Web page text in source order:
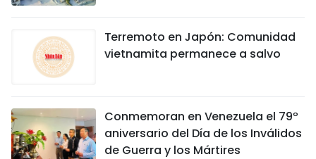
Terremoto en Japón: Comunidad
vietnamita permanece a salvo
Conmemoran en Venezuela el 79º
aniversario del Día de los Inválidos
de Guerra y los Mártires